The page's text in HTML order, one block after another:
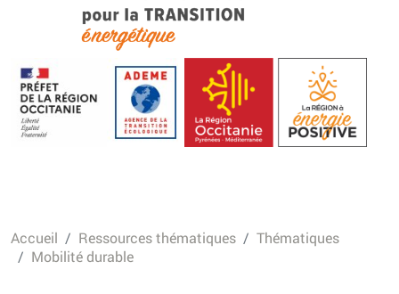
TOTEn Occitanie | Territoires
d’Occitanie pour la Transition
Energétique
Accueil Ressources thématiques
Thématiques
Mobilité durable